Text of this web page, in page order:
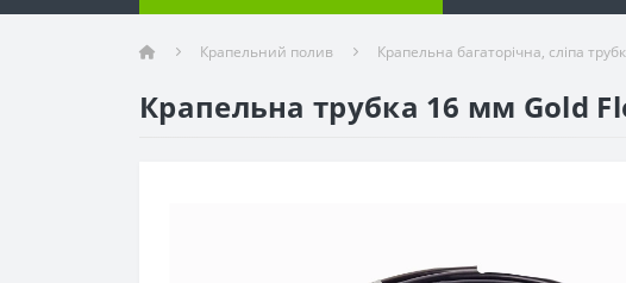
Крапельний полив Крапельна багаторічна, сліпа
Крапельна трубка 16 мм Gold